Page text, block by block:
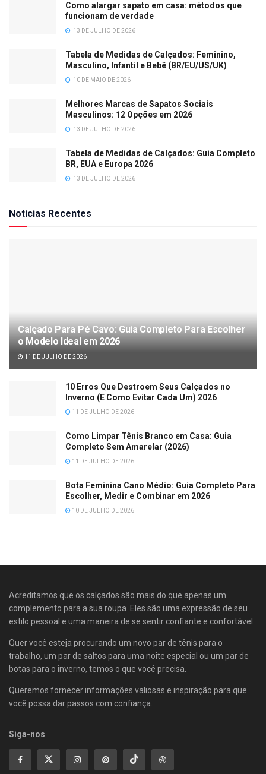
Como alargar sapato em casa: métodos que
funcionam de verdade
13 DE JULHO DE 2026
Tabela de Medidas de Calçados: Feminino,
Masculino, Infantil e Bebê (BR/EU/US/UK)
10 DE MAIO DE 2026
Melhores Marcas de Sapatos Sociais
Masculinos: 12 Opções em 2026
13 DE JULHO DE 2026
Tabela de Medidas de Calçados: Guia Completo
BR, EUA e Europa 2026
13 DE JULHO DE 2026
Noticias Recentes
Calçado Para Pé Cavo: Guia Completo Para Escolher
o Modelo Ideal em 2026
11 DE JULHO DE 2026
10 Erros Que Destroem Seus Calçados no
Inverno (E Como Evitar Cada Um) 2026
11 DE JULHO DE 2026
Como Limpar Tênis Branco em Casa: Guia
Completo Sem Amarelar (2026)
11 DE JULHO DE 2026
Bota Feminina Cano Médio: Guia Completo Para
Escolher, Medir e Combinar em 2026
10 DE JULHO DE 2026
Acreditamos que os calçados são mais do que apenas um
complemento para a sua roupa. Eles são uma expressão de seu
estilo pessoal e uma maneira de se sentir confiante e confortável.
Quer você esteja procurando um novo par de tênis para o
trabalho, um par de saltos para uma noite especial ou um par de
botas para o inverno, temos o que você precisa.
Queremos fornecer informações valiosas e inspiração para que
você possa dar passos com confiança.
Siga-nos